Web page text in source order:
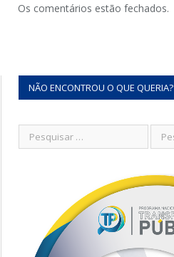
Os comentários estão fechados.
NÃO ENCONTROU O QUE QUERIA?